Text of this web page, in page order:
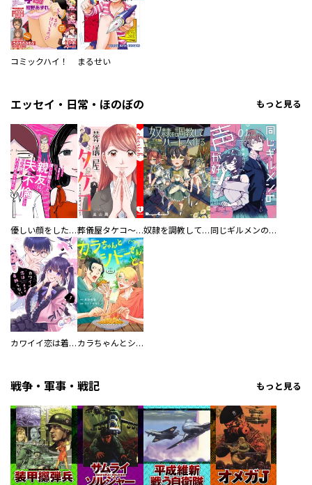
コミックハイ！ まるせい
エッセイ・日常・ほのぼの もっと見る
優しい顔をした親友は、夫と不倫して私の家に入り込んできた。 葬儀屋タケコ～あなたの最期、叶えます【電子単行本版】 奴隷を調教してハーレム作る 同じギルメンの声が好き
カワイイ恋は着飾らない カラちゃんとシトーさんと、 【分冊版】
戦争・軍事・戦記 もっと見る